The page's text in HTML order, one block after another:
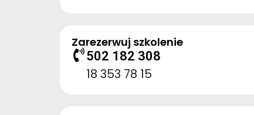
Zarezerwuj szkolenie
502 182 308
18 353 78 15